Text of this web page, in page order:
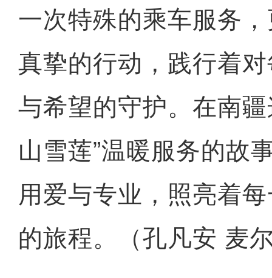
一次特殊的乘车服务
真挚的行动，践行着
与希望的守护。在南
山雪莲”温暖服务的故
用爱与专业，照亮着
的旅程。（孔凡安 麦